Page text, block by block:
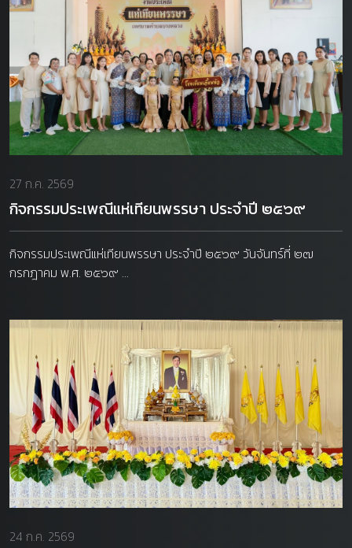
27 ก.ค. 2569
กิจกรรมประเพณีแห่เทียนพรรษา ประจำปี ๒๕๖๙
กิจกรรมประเพณีแห่เทียนพรรษา ประจำปี ๒๕๖๙ วันจันทร์ที่ ๒๗
กรกฎาคม พ.ศ. ๒๕๖๙ ...
24 ก.ค. 2569